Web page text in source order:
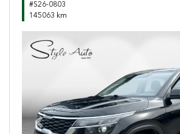
#S26-0803
145063 km
Previous